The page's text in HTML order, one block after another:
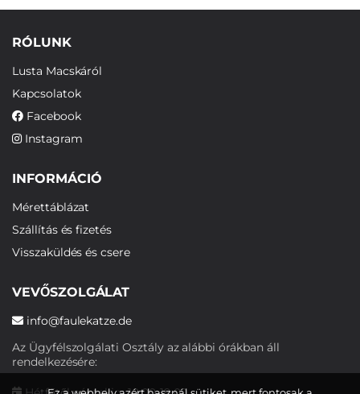
RÓLUNK
Lusta Macskáról
Kapcsolatok
Facebook
Instagram
INFORMÁCIÓ
Mérettáblázat
Szállítás és fizetés
Visszaküldés és csere
VEVŐSZOLGÁLAT
info@faulekatze.de
Az Ügyfélszolgálati Osztály az alábbi órákban áll
rendelkezésére: